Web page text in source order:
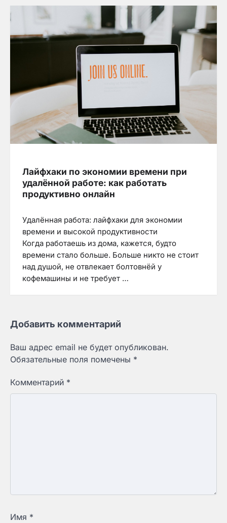
Лайфхаки по экономии времени при
удалённой работе: как работать
продуктивно онлайн
Удалённая работа: лайфхаки для экономии
времени и высокой продуктивности
Когда работаешь из дома, кажется, будто
времени стало больше. Больше никто не стоит
над душой, не отвлекает болтовнёй у
кофемашины и не требует …
Добавить комментарий
Ваш адрес email не будет опубликован.
Обязательные поля помечены *
Комментарий *
Имя *